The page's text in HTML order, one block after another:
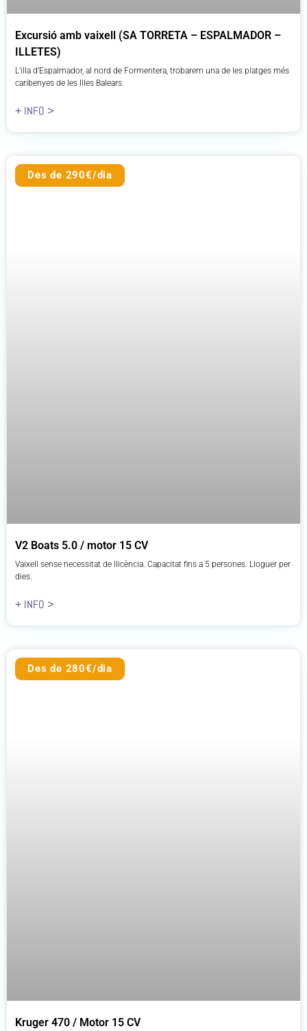
Excursió amb vaixell (SA TORRETA – ESPALMADOR –
ILLETES)
L’illa d’Espalmador, al nord de Formentera, trobarem una de les platges més
caribenyes de les Illes Balears.
+ INFO >
Des de 290€/dia
V2 Boats 5.0 / motor 15 CV
Vaixell sense necessitat de llicència. Capacitat fins a 5 persones. Lloguer per
dies.
+ INFO >
Des de 280€/dia
Kruger 470 / Motor 15 CV